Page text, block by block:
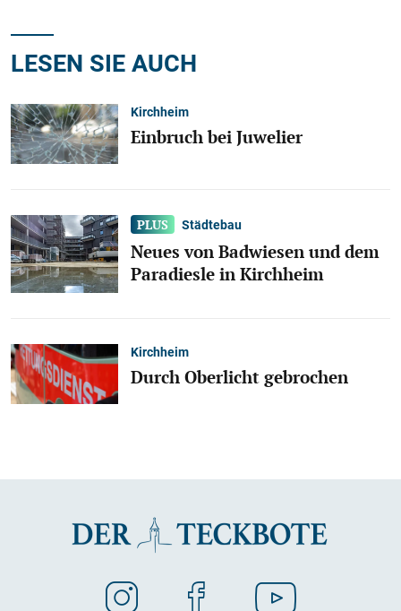
LESEN SIE AUCH
Kirchheim
Einbruch bei Juwelier
Städtebau
Neues von Badwiesen und dem
Paradiesle in Kirchheim
Kirchheim
Durch Oberlicht gebrochen